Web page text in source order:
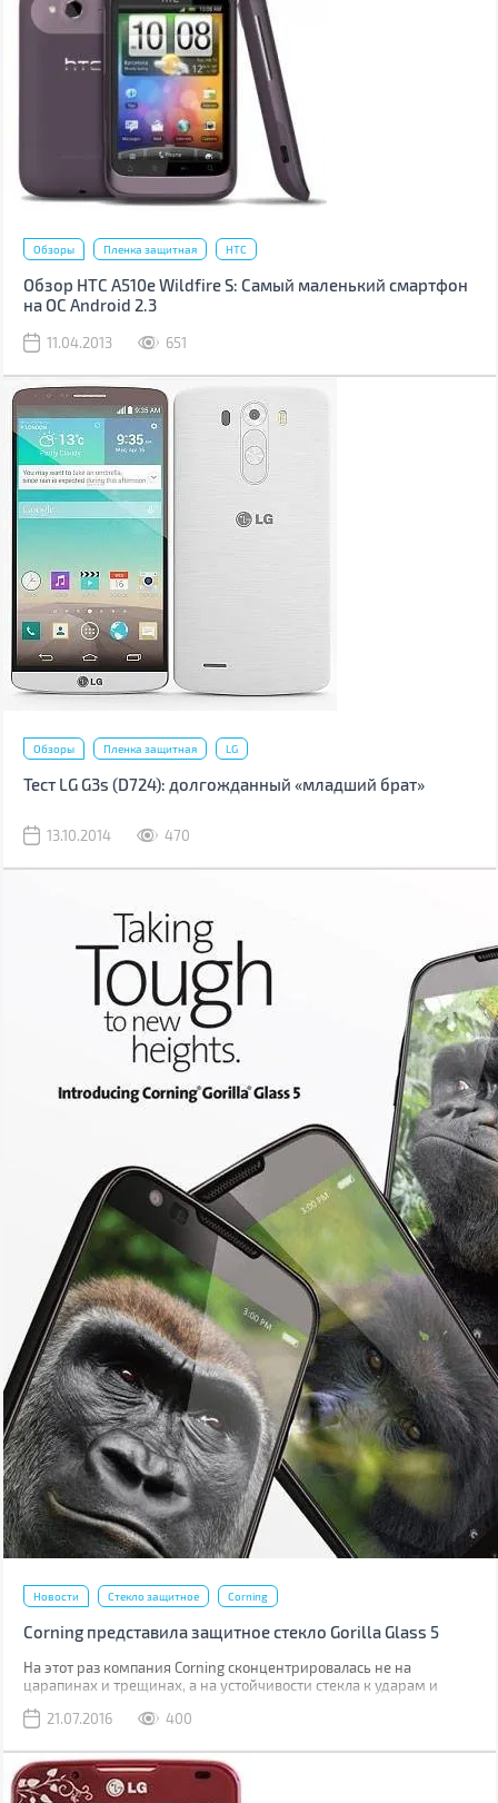
Обзоры Пленка защитная HTC
Обзор HTC A510e Wildfire S: Самый маленький смартфон
на ОС Android 2.3
11.04.2013 651
Обзоры Пленка защитная LG
Тест LG G3s (D724): долгожданный «младший брат»
13.10.2014 470
Новости Стекло защитное Corning
Corning представила защитное стекло Gorilla Glass 5
На этот раз компания Corning сконцентрировалась не на
царапинах и трещинах, а на устойчивости стекла к ударам и
21.07.2016
400